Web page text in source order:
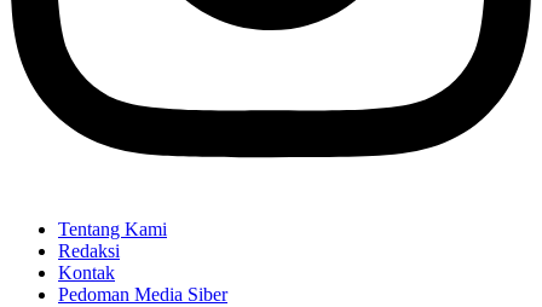
Tentang Kami
Redaksi
Kontak
Pedoman Media Siber